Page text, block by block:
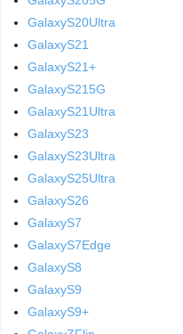
GalaxyS20Ultra
GalaxyS21
GalaxyS21+
GalaxyS215G
GalaxyS21Ultra
GalaxyS23
GalaxyS23Ultra
GalaxyS25Ultra
GalaxyS26
GalaxyS7
GalaxyS7Edge
GalaxyS8
GalaxyS9
GalaxyS9+